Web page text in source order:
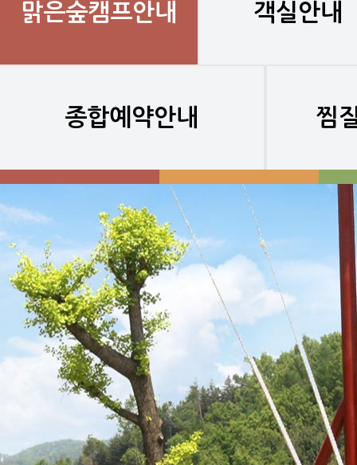
맑은숲캠프안내 객실안내
종합예약안내 찜